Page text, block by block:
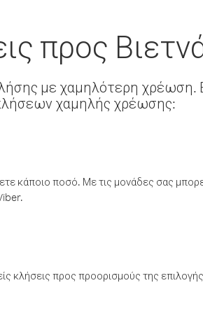
προς
με χαμηλότερη χρέωση.
χαμηλής χρέωσης:
κάποιο ποσό. Με τις μονάδες σας
κλήσεις προς προορισμούς της